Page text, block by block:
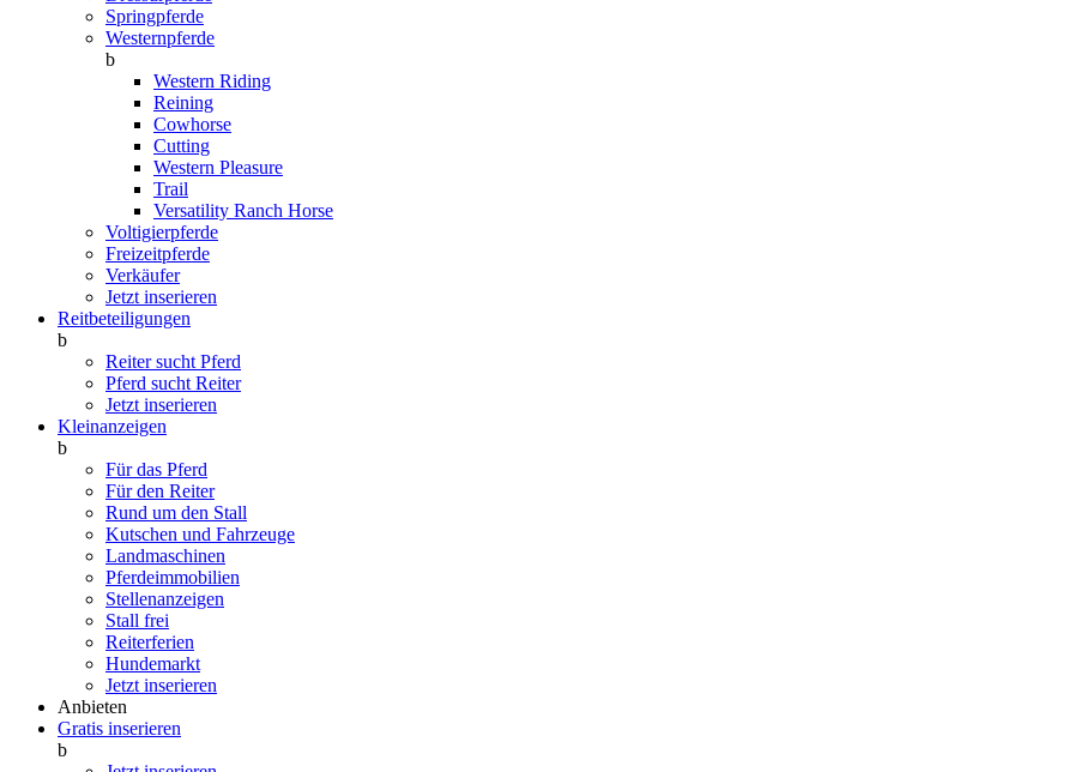
Springpferde
Westernpferde
b
Western Riding
Reining
Cowhorse
Cutting
Western Pleasure
Trail
Versatility Ranch Horse
Voltigierpferde
Freizeitpferde
Verkäufer
Jetzt inserieren
Reitbeteiligungen
b
Reiter sucht Pferd
Pferd sucht Reiter
Jetzt inserieren
Kleinanzeigen
b
Für das Pferd
Für den Reiter
Rund um den Stall
Kutschen und Fahrzeuge
Landmaschinen
Pferdeimmobilien
Stellenanzeigen
Stall frei
Reiterferien
Hundemarkt
Jetzt inserieren
Anbieten
Gratis inserieren
b